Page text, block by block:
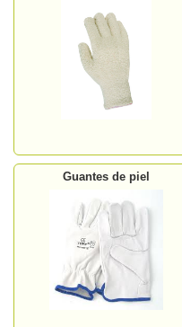
Guantes de piel